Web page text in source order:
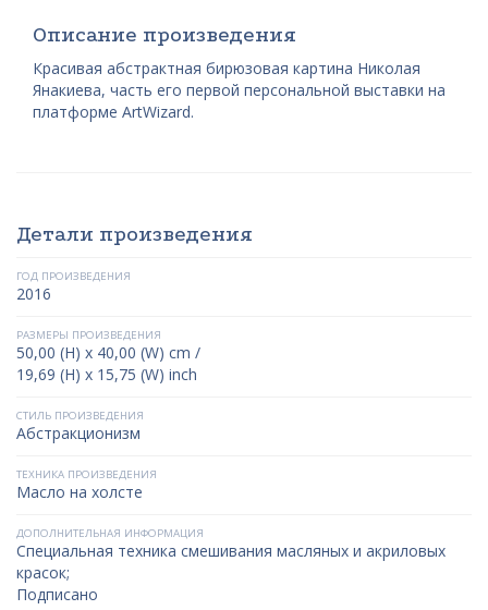
Описание произведения
Красивая абстрактная бирюзовая картина Николая
Янакиева, часть его первой персональной выставки на
платформе ArtWizard.
Детали произведения
ГОД ПРОИЗВЕДЕНИЯ
2016
РАЗМЕРЫ ПРОИЗВЕДЕНИЯ
50,00 (H) x 40,00 (W) cm /
19,69 (H) x 15,75 (W) inch
СТИЛЬ ПРОИЗВЕДЕНИЯ
Абстракционизм
ТЕХНИКА ПРОИЗВЕДЕНИЯ
Масло на холсте
ДОПОЛНИТЕЛЬНАЯ ИНФОРМАЦИЯ
Специальная техника смешивания масляных и акриловых
красок;
Подписано